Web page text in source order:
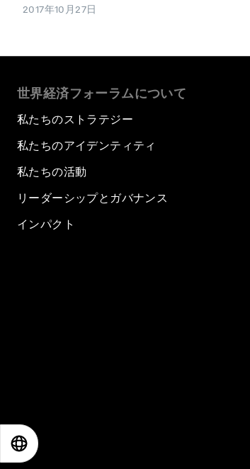
2017年10月27日
世界経済フォーラムについて
私たちのストラテジー
私たちのアイデンティティ
私たちの活動
リーダーシップとガバナンス
インパクト